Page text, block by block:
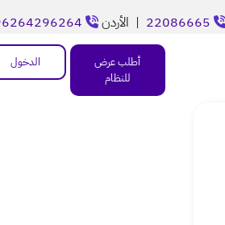
| الأردن
أطلب عرض
للنظام
الدخول